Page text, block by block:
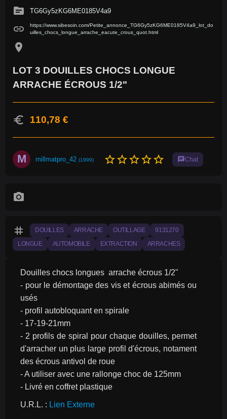
source TG6Gy5zKG6ME0185V4a9
link
https://www.sibesoin.com/Petite_annonce_TG6Gy5zKG6ME0185V4a9_lot_do
uilles_chocs_longue_arrache_eacute_crous_quot.html
location_on
LOT 3 DOUILLES CHOCS LONGUE
ARRACHE ÉCROUS 1/2"
euro 110,78 €
M millmatpro_42 (1999) star_borderstar_borderstar_borderstar_borderstar_border chatChat
photo_camera
tag DOUILLES ARRACHE OUTILLAGE 9131270
LONGUE AUTOMOBILE EXTRACTION ARRACHES
Douilles chocs longues  arrache écrous 1/2"
- pour le démontage des vis et écrous abimés ou
usés
- profil autobloquant en spirale
- 17-19-21mm
- 2 profils de spiral pour chaque douilles, permet
d'arracher un plus large profil d'écrous, notament
des écrous antivol de roue
- A utiliser avec une rallonge choc de 125mm
- Livré en coffret plastique
U.R.L. : Lien Externe